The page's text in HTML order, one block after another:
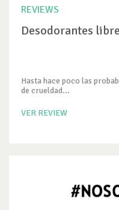
REVIEWS
Desodorantes
Hasta hace poco las
de crueldad...
VER REVIEW